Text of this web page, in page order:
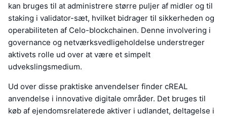
kan bruges til at administrere større puljer af midler og til
staking i validator-sæt, hvilket bidrager til sikkerheden og
operabiliteten af Celo-blockchainen. Denne involvering i
governance og netværksvedligeholdelse understreger
aktivets rolle ud over at være et simpelt
udvekslingsmedium.
Ud over disse praktiske anvendelser finder cREAL
anvendelse i innovative digitale områder. Det bruges til
køb af ejendomsrelaterede aktiver i udlandet, deltagelse i